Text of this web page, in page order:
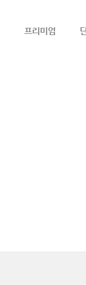
프리미엄